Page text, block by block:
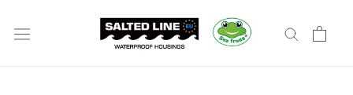
para
conteúdo